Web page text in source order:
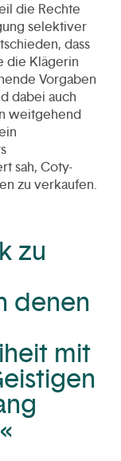
die Rechte
selektiver
dass
die Klägerin
Vorgaben
dabei auch
weitgehend
sah, Coty-
zu verkaufen.
zu
denen
mit